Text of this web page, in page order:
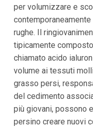
per volumizzare e
rughe. Il
tipicamente
chiamato acido
volume ai tessuti
grasso persi,
del cedimento
più giovani, possono
persino creare nuovi